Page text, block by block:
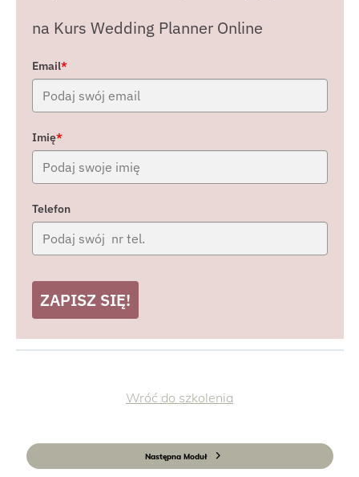
na Kurs Wedding Planner Online
Email*
Imię*
Telefon
ZAPISZ SIĘ!
Wróć do szkolenia
Następna Moduł